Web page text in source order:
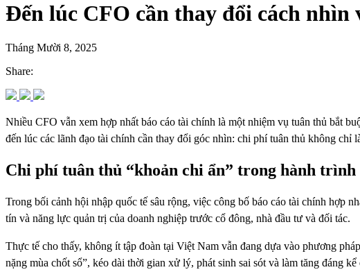
Đến lúc CFO cần thay đổi cách
Tháng Mười 8, 2025
Share:
Nhiều CFO vẫn xem hợp nhất báo cáo tài chính là một nhiệm vụ tuân thủ bắt
đến lúc các lãnh đạo tài chính cần thay đổi góc nhìn: chi phí tuân thủ không chỉ
Chi phí tuân thủ “khoản chi ẩn” trong hành
Trong bối cảnh hội nhập quốc tế sâu rộng, việc công bố báo cáo tài chính hợp
tín và năng lực quản trị của doanh nghiệp trước cổ đông, nhà đầu tư và đối tác.
Thực tế cho thấy, không ít tập đoàn tại Việt Nam vẫn đang dựa vào phương
nặng mùa chốt sổ”, kéo dài thời gian xử lý, phát sinh sai sót và làm tăng đáng